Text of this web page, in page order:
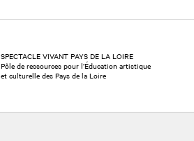
SPECTACLE VIVANT PAYS DE LA LOIRE
Pôle de ressources pour l’Éducation artistique
et culturelle des Pays de la Loire